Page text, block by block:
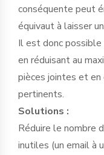
conséquente peut
équivaut à laisser
Il est donc possible
en réduisant au
pièces jointes et
pertinents.
Solutions :
Réduire le nombre
inutiles (un email à